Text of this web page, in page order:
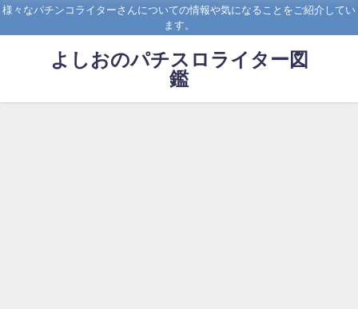
様々なパチンコライターさんについての情報や気になることをご紹介してい
ます。
よしおのパチスロライター図
鑑